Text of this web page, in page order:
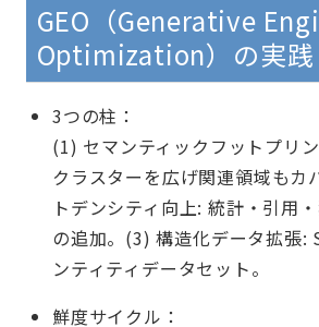
GEO（Generative
Optimization）の実践
3つの柱：
(1) セマンティックフットプリ
クラスターを広げ関連領域もカ
トデンシティ向上: 統計・引用
の追加。(3) 構造化データ拡張:
ンティティデータセット。
鮮度サイクル：